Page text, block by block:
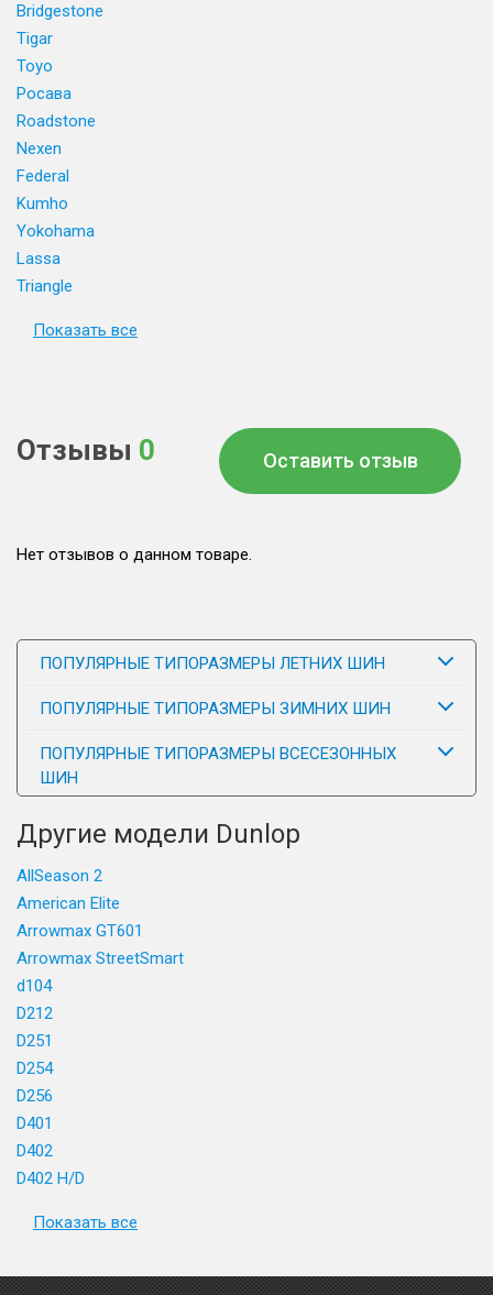
Bridgestone
Tigar
Toyo
Росава
Roadstone
Nexen
Federal
Kumho
Yokohama
Lassa
Triangle
Показать все
Отзывы 0 Оставить отзыв
Нет отзывов о данном товаре.
ПОПУЛЯРНЫЕ ТИПОРАЗМЕРЫ ЛЕТНИХ ШИН
ПОПУЛЯРНЫЕ ТИПОРАЗМЕРЫ ЗИМНИХ ШИН
ПОПУЛЯРНЫЕ ТИПОРАЗМЕРЫ ВСЕСЕЗОННЫХ
ШИН
Другие модели Dunlop
AllSeason 2
American Elite
Arrowmax GT601
Arrowmax StreetSmart
d104
D212
D251
D254
D256
D401
D402
D402 H/D
Показать все